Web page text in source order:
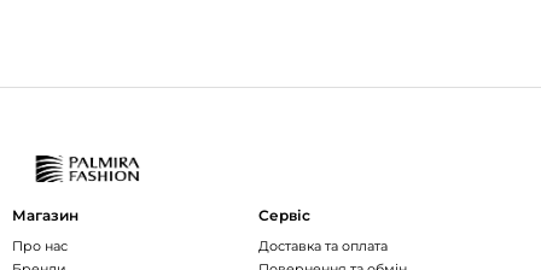
Магазин
Про нас
Сервіс
Доставка та оплата